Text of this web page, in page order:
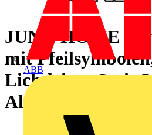
ABB
JUNG HOME
mit
Lichtleiter, Serie
Aluminium